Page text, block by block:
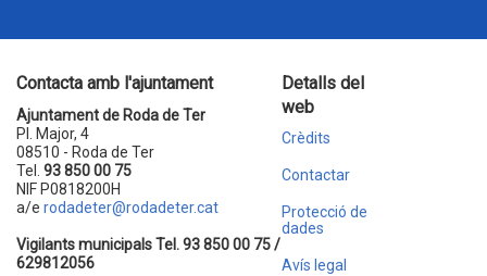
Contacta amb l'ajuntament
Ajuntament de Roda de Ter
Pl. Major, 4
08510 - Roda de Ter
Tel. 93 850 00 75
NIF P0818200H
a/e rodadeter@rodadeter.cat
Vigilants municipals Tel. 93 850 00 75 /
629812056
Detalls del
web
Crèdits
Contactar
Protecció de
dades
Avís legal